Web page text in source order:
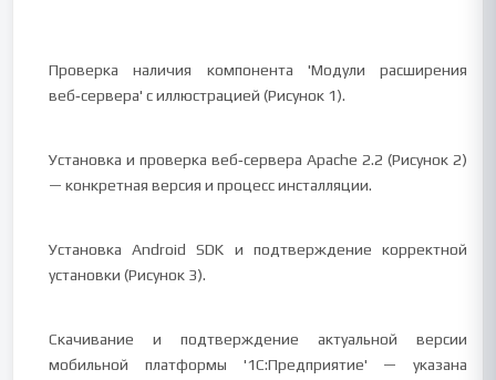
Проверка наличия компонента 'Модули расширения
веб‑сервера' с иллюстрацией (Рисунок 1).
Установка и проверка веб‑сервера Apache 2.2 (Рисунок 2)
— конкретная версия и процесс инсталляции.
Установка Android SDK и подтверждение корректной
установки (Рисунок 3).
Скачивание и подтверждение актуальной версии
мобильной платформы '1С:Предприятие' — указана